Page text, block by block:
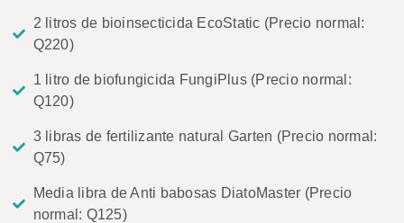
2 litros de bioinsecticida EcoStatic (Precio normal:
Q220)
1 litro de biofungicida FungiPlus (Precio normal:
Q120)
3 libras de fertilizante natural Garten (Precio normal:
Q75)
Media libra de Anti babosas DiatoMaster (Precio
normal: Q125)